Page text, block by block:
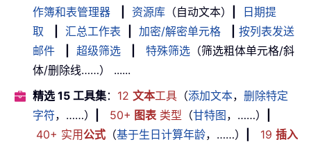
作簿和表管理器
资源库 （自动文本）
日期提
取
汇总工作表 加密/解密单元格
按列表发送
邮件
超级筛选 特殊筛选 （筛选粗体单元格/斜
体/删除线……） ......
精选 15 工具集： 12 文本工具 （添加文本， 删除特定
字符，……） 50+ 图表 类型 （甘特图，……）
40+ 实用公式 （基于生日计算年龄，……） 19 插入